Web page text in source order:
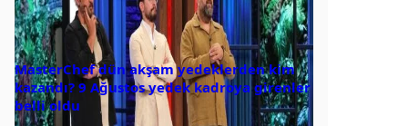
MasterChef dün akşam yedeklerden kim
kazandı? 9 Ağustos yedek kadroya girenler
belli oldu